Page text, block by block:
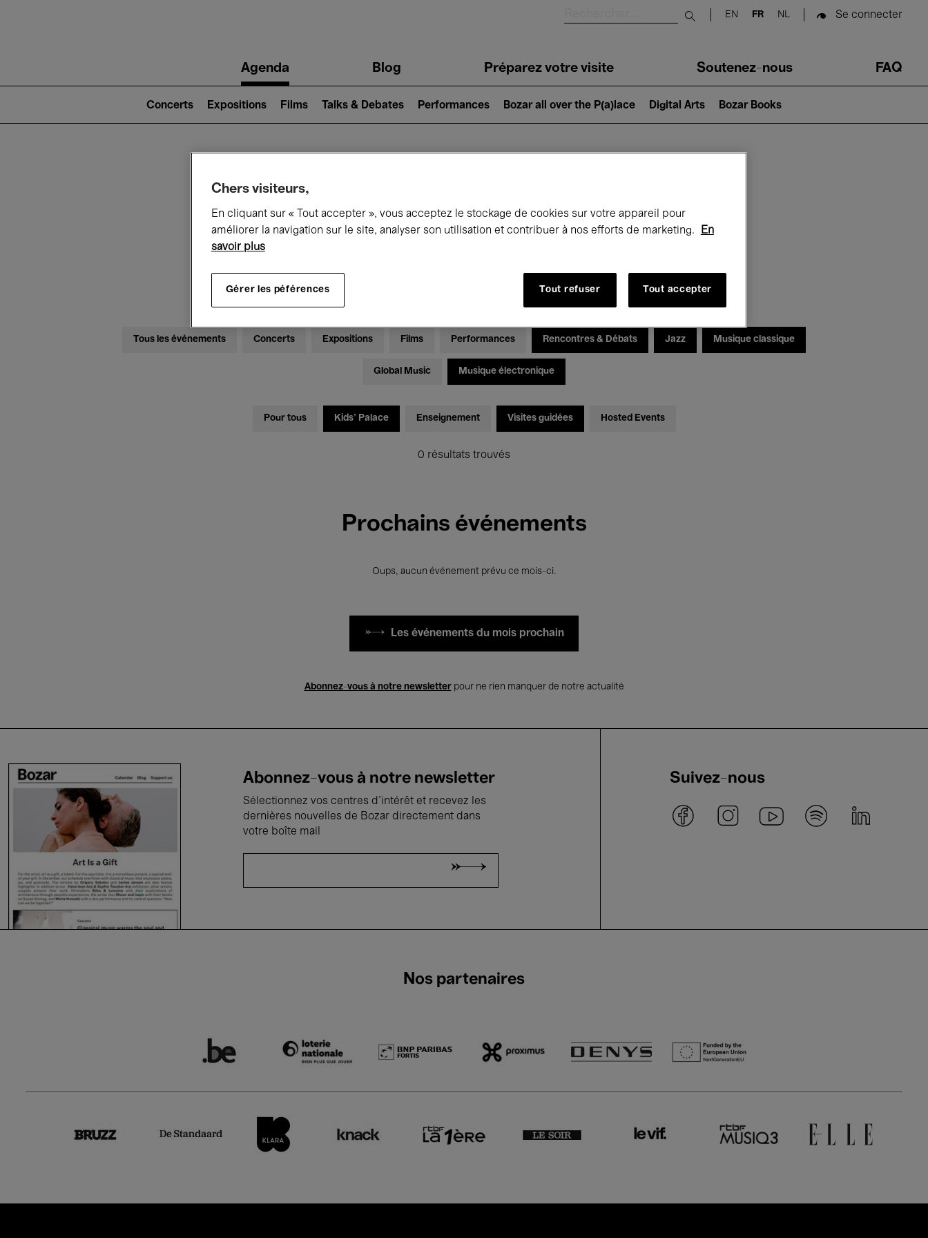
Submit search
EN FR NL Se connecter
navigationAgenda Blog Préparez votre visite Soutenez-nous FAQ
2)
Concerts Expositions Films Talks & Debates Performances Bozar all over the P(a)lace Digital Arts Bozar Books
Ce qui se passe à Bozar
Tous les événements Concerts Expositions Films Performances Rencontres & Débats Jazz Musique classique
Global Music Musique électronique
Pour tous Kids’ Palace Enseignement Visites guidées Hosted Events
0 résultats trouvés
Prochains événements
Oups, aucun événement prévu ce mois-ci.
Les événements du mois prochain
Abonnez-vous à notre newsletterpour ne rien manquer de notre actualité
Abonnez-vous à notre newsletter
Sélectionnez vos centres d'intérêt et recevez les
dernières nouvelles de Bozar directement dans
votre boîte mail
Suivez-nous
Nos partenaires
Chers visiteurs,
En cliquant sur « Tout accepter », vous acceptez le stockage de cookies sur votre appareil pour
améliorer la navigation sur le site, analyser son utilisation et contribuer à nos efforts de marketing.
En
savoir plus
Gérer les péférences Tout refuser Tout accepter